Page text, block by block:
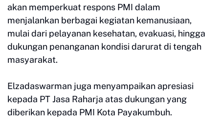
akan memperkuat respons PMI dalam
menjalankan berbagai kegiatan kemanusiaan,
mulai dari pelayanan kesehatan, evakuasi, hingga
dukungan penanganan kondisi darurat di tengah
masyarakat.
Elzadaswarman juga menyampaikan apresiasi
kepada PT Jasa Raharja atas dukungan yang
diberikan kepada PMI Kota Payakumbuh.